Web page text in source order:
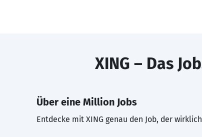
XING – Das
Über eine Million Jobs
Entdecke mit XING genau den Job, der